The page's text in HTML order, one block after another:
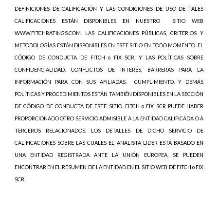
DEFINICIONES DE CALIFICACIÓN Y LAS CONDICIONES DE USO DE TALES
CALIFICACIONES ESTÁN DISPONIBLES EN NUESTRO
SITIO WEB
WWW.FITCHRATINGS.COM. LAS CALIFICACIONES PÚBLICAS, CRITERIOS Y
METODOLOGÍAS ESTÁN DISPONIBLES EN ESTE SITIO EN TODO MOMENTO. EL
CÓDIGO DE CONDUCTA DE FITCH o FIX SCR, Y LAS POLÍTICAS SOBRE
CONFIDENCIALIDAD, CONFLICTOS DE INTERÉS, BARRERAS PARA LA
INFORMACIÓN PARA CON SUS AFILIADAS,
CUMPLIMIENTO, Y DEMÁS
POLÍTICAS Y PROCEDIMIENTOS ESTÁN TAMBIÉN DISPONIBLES EN LA SECCIÓN
DE CÓDIGO DE CONDUCTA DE ESTE SITIO. FITCH o FIX SCR PUEDE HABER
PROPORCIONADO OTRO SERVICIO ADMISIBLE A LA ENTIDAD CALIFICADA O A
TERCEROS RELACIONADOS. LOS DETALLES DE DICHO SERVICIO DE
CALIFICACIONES SOBRE LAS CUALES EL ANALISTA LIDER ESTÁ BASADO EN
UNA ENTIDAD REGISTRADA ANTE LA UNIÓN EUROPEA, SE PUEDEN
ENCONTRAR EN EL RESUMEN DE LA ENTIDAD EN EL SITIO WEB DE FITCH o FIX
SCR.